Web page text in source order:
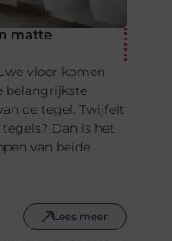
matte
vloer komen
belangrijkste
de tegel. Twijfelt
Dan is het
van beide
Lees meer